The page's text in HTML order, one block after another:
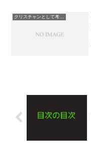
クリスチャンとして考えていること